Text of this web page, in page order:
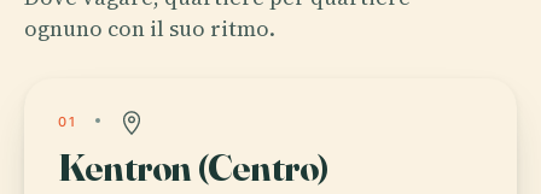
ognuno con il suo ritmo.
01
Kentron (Centro)